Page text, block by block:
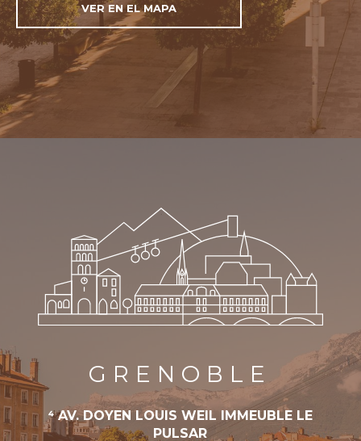
VER EN EL MAPA
GRENOBLE
4 AV. DOYEN LOUIS WEIL IMMEUBLE LE
PULSAR